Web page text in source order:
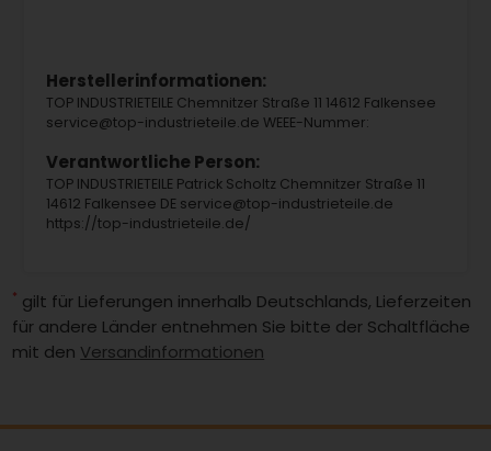
Herstellerinformationen:
TOP INDUSTRIETEILE Chemnitzer Straße 11 14612 Falkensee
service@top-industrieteile.de WEEE-Nummer:
Verantwortliche Person:
TOP INDUSTRIETEILE Patrick Scholtz Chemnitzer Straße 11
14612 Falkensee DE service@top-industrieteile.de
https://top-industrieteile.de/
* gilt für Lieferungen innerhalb Deutschlands, Lieferzeiten
für andere Länder entnehmen Sie bitte der Schaltfläche
mit den Versandinformationen